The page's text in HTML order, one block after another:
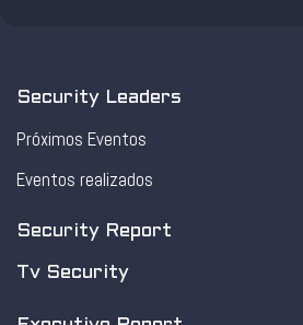
Security Leaders
Próximos Eventos
Eventos realizados
Security Report
Tv Security